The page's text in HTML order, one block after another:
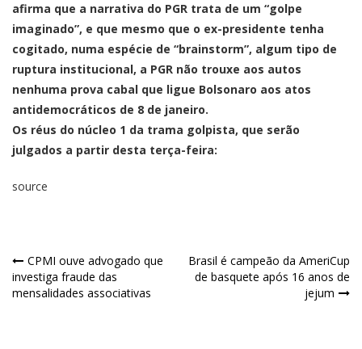
afirma que a narrativa do PGR trata de um “golpe
imaginado”, e que mesmo que o ex-presidente tenha
cogitado, numa espécie de “brainstorm”, algum tipo de
ruptura institucional, a PGR não trouxe aos autos
nenhuma prova cabal que ligue Bolsonaro aos atos
antidemocráticos de 8 de janeiro.
Os réus do núcleo 1 da trama golpista, que serão
julgados a partir desta terça-feira:
source
CPMI ouve advogado que
investiga fraude das
mensalidades associativas
Brasil é campeão da AmeriCup
de basquete após 16 anos de
jejum